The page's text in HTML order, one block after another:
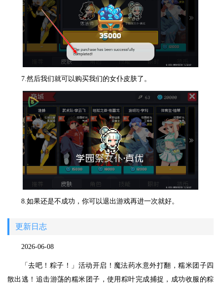
7.然后我们就可以购买我们的女仆皮肤了。
8.如果还是不成功，你可以退出游戏再进一次就好。
更新日志
2026-06-08
「去吧！粽子！」活动开启！魔法药水意外打翻，糯米团子四
散出逃！追击游荡的糯米团子，使用粽叶完成捕捉，成功收服的粽